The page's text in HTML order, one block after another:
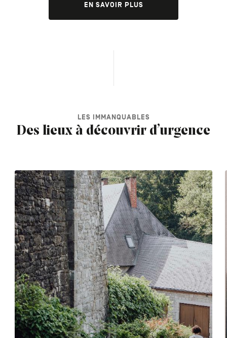
EN SAVOIR PLUS
LES IMMANQUABLES
Des lieux à découvrir d’urgence